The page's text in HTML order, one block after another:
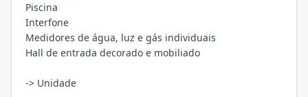
Piscina
Interfone
Medidores de água, luz e gás individuais
Hall de entrada decorado e mobiliado
-> Unidade